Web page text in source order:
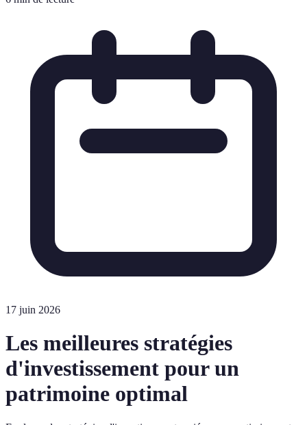
17 juin 2026
Les meilleures stratégies
d'investissement pour un
patrimoine optimal